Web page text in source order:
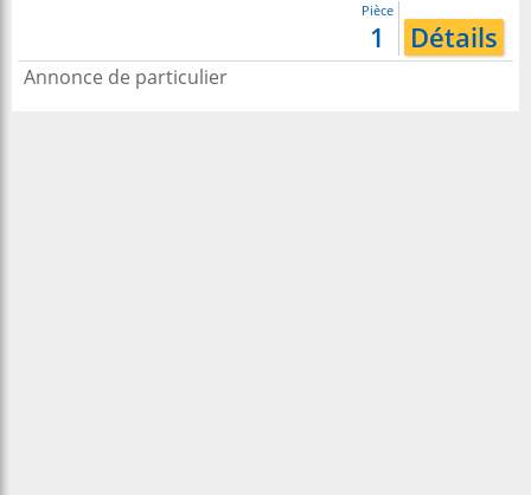
Pièce
1 Détails
Annonce de particulier